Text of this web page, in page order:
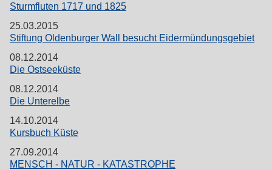
Sturmfluten 1717 und 1825
25.03.2015
Stiftung Oldenburger Wall besucht Eidermündungsgebiet
08.12.2014
Die Ostseeküste
08.12.2014
Die Unterelbe
14.10.2014
Kursbuch Küste
27.09.2014
MENSCH - NATUR - KATASTROPHE